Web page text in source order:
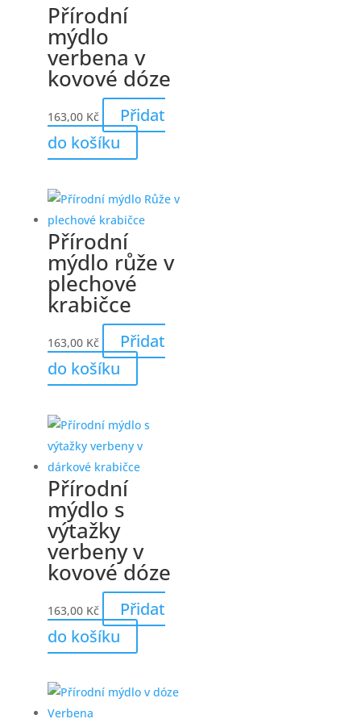
Přírodní
mýdlo
verbena v
kovové dóze
163,00 Kč
Přidat
do košíku
Přírodní
mýdlo růže v
plechové
krabičce
163,00 Kč
Přidat
do košíku
Přírodní
mýdlo s
výtažky
verbeny v
kovové dóze
163,00 Kč
Přidat
do košíku